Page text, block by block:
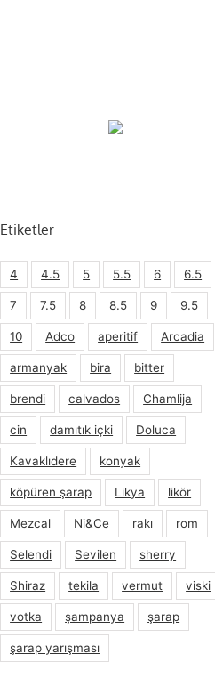
Etiketler
4 4.5 5 5.5 6 6.5
7 7.5 8 8.5 9 9.5
10 Adco aperitif Arcadia
armanyak bira bitter
brendi calvados Chamlija
cin damıtık içki Doluca
Kavaklıdere konyak
köpüren şarap Likya likör
Mezcal Ni&Ce rakı rom
Selendi Sevilen sherry
Shiraz tekila vermut viski
votka şampanya şarap
şarap yarışması